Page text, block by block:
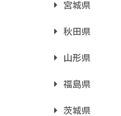
宮城県
秋田県
山形県
福島県
茨城県